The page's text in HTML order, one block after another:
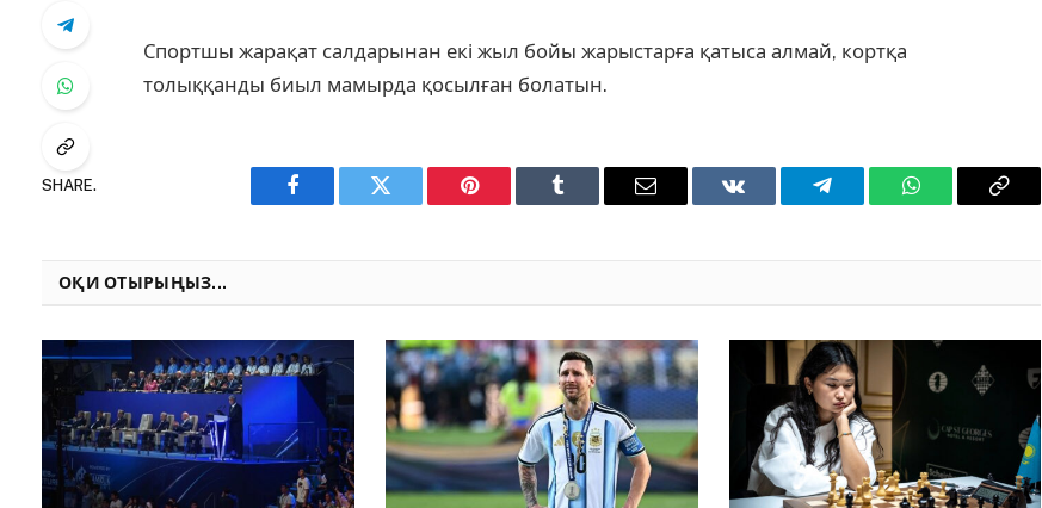
Спортшы жарақат салдарынан екі жыл бойы жарыстарға қатыса алмай, кортқа
толыққанды биыл мамырда қосылған болатын.
SHARE.
Facebook Twitter Pinterest Tumblr Email VKontakteTelegram WhatsAppCopy
ОҚИ ОТЫРЫҢЫЗ...